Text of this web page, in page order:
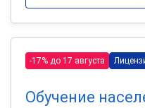
-17% до 17 августа
Обучение